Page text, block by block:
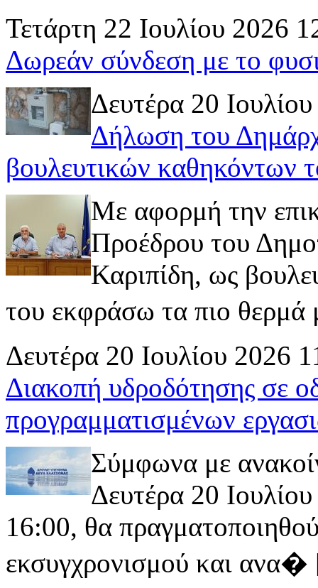
Τετάρτη 22 Ιουλίου 2026
Δωρεάν σύνδεση με το
Δευτέρα 20
Δήλωση του
βουλευτικών καθηκόντων
Με αφορμή την
Προέδρου του
Καριπίδη, ως
του εκφράσω τα πιο
Δευτέρα 20 Ιουλίου 2026
Διακοπή υδροδότησης σε
προγραμματισμένων
Σύμφωνα με
Δευτέρα 20
16:00, θα
εκσυγχρονισμού και